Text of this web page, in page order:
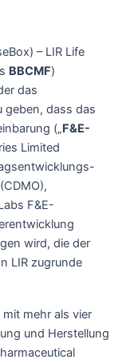
– LIR Life
BBCMF)
das
geben, dass das
(„F&E-
Limited
F&E-
wird, die der
LIR zugrunde
mehr als vier
und Herstellung